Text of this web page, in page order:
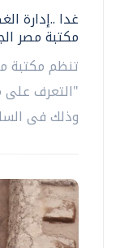
غدا ..إدارة
مكتبة مصر
تنظم مكتبة
"التعرف
وذلك فى الساعة